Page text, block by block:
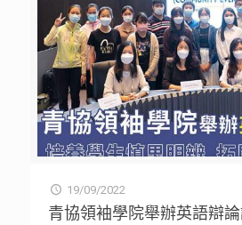
19/09/2022
青協領袖學院舉辦英語辯